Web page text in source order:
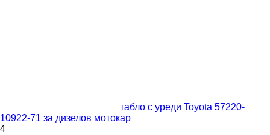
табло с уреди Toyota 57220-
10922-71 за дизелов мотокар
4